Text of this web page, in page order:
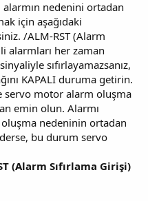
nedenini ortadan
için aşağıdaki
/ALM-RST (Alarm
alarmları her zaman
sıfırlayamazsanız,
KAPALI duruma getirin.
servo motor alarm oluşma
emin olun. Alarmı
nedeninin ortadan
bu durum servo
(Alarm Sıfırlama Girişi)